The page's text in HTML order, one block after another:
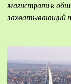
магистрали к
захватывающий
могли бы свободно